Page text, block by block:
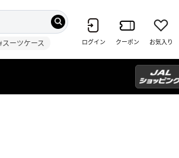
スーツケース ログイン クーポン お気入り